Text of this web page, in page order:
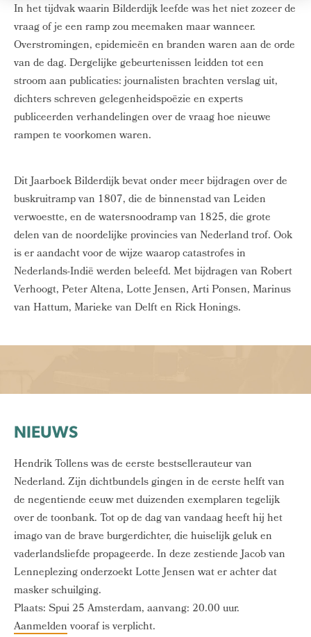
In het tijdvak waarin Bilderdijk leefde was het niet zozeer de
vraag of je een ramp zou meemaken maar wanneer.
Overstromingen, epidemieën en branden waren aan de orde
van de dag. Dergelijke gebeurtenissen leidden tot een
stroom aan publicaties: journalisten brachten verslag uit,
dichters schreven gelegenheidspoëzie en experts
publiceerden verhandelingen over de vraag hoe nieuwe
rampen te voorkomen waren.
Dit Jaarboek Bilderdijk bevat onder meer bijdragen over de
buskruitramp van 1807, die de binnenstad van Leiden
verwoestte, en de watersnoodramp van 1825, die grote
delen van de noordelijke provincies van Nederland trof. Ook
is er aandacht voor de wijze waarop catastrofes in
Nederlands-Indië werden beleefd. Met bijdragen van Robert
Verhoogt, Peter Altena, Lotte Jensen, Arti Ponsen, Marinus
van Hattum, Marieke van Delft en Rick Honings.
NIEUWS
Hendrik Tollens was de eerste bestsellerauteur van
Nederland. Zijn dichtbundels gingen in de eerste helft van
de negentiende eeuw met duizenden exemplaren tegelijk
over de toonbank. Tot op de dag van vandaag heeft hij het
imago van de brave burgerdichter, die huiselijk geluk en
vaderlandsliefde propageerde. In deze zestiende Jacob van
Lenneplezing onderzoekt Lotte Jensen wat er achter dat
masker schuilging.
Plaats: Spui 25 Amsterdam, aanvang: 20.00 uur.
Aanmeldenvooraf is verplicht.